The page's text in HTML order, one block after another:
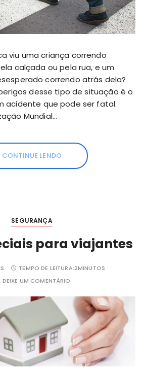
viu uma criança correndo
calçada ou pela rua, e um
correndo atrás dela?
desse tipo de situação é o
acidente que pode ser fatal.
Mundial…
CONTINUE LENDO
SEGURANÇA
para viajantes
TEMPO DE LEITURA:2MINUTOS
DEIXE UM COMENTÁRIO